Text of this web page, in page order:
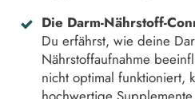
Die Darm-Nährstoff-
Du erfährst, wie deine
Nährstoffaufnahme
nicht optimal funktioniert,